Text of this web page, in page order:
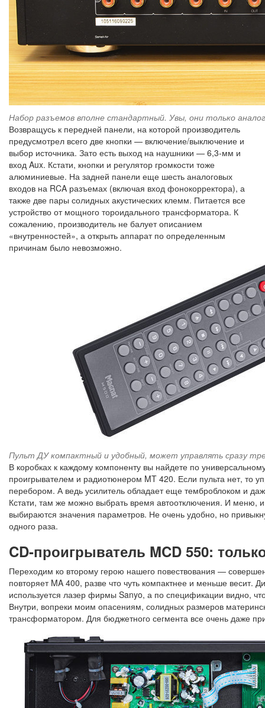
Набор разъемов вполне стандартный. Увы, они только
Возвращусь к передней панели, на которой производитель
предусмотрел всего две кнопки — включение/выключение и
выбор источника. Зато есть выход на наушники — 6,3-мм и
вход Aux. Кстати, кнопки и регулятор громкости тоже
алюминиевые. На задней панели еще шесть аналоговых
входов на RCA разъемах (включая вход фонокорректора), а
также две пары солидных акустических клемм. Питается все
устройство от мощного тороидального трансформатора. К
сожалению, производитель не балует описанием
«внутренностей», а открыть аппарат по определенным
причинам было невозможно.
Пульт ДУ компактный и удобный, может управлять сразу
В коробках к каждому компоненту вы найдете по
проигрывателем и радиотюнером MT 420. Если пульта нет, то
перебором. А ведь усилитель обладает еще темброблоком и
Кстати, там же можно выбрать время автоотключения. И меню,
выбираются значения параметров. Не очень удобно, но
одного раза.
CD-проигрыватель MCD 550:
Переходим ко второму герою нашего повествования —
повторяет MA 400, разве что чуть компактнее и меньше весит.
используется лазер фирмы Sanyo, а по спецификации видно,
Внутри, вопреки моим опасениям, солидных размеров
трансформатором. Для бюджетного сегмента все очень даже